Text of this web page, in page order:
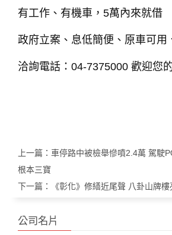
有工作、有機車，5萬內來就借
政府立案、息低簡便、原車可用
洽詢電話：04-7375000 歡迎您
上一篇： 車停路中被檢舉慘噴2.4萬 駕駛
根本三寶
下一篇：
《彰化》修繕近尾聲 八卦山牌
公司名片